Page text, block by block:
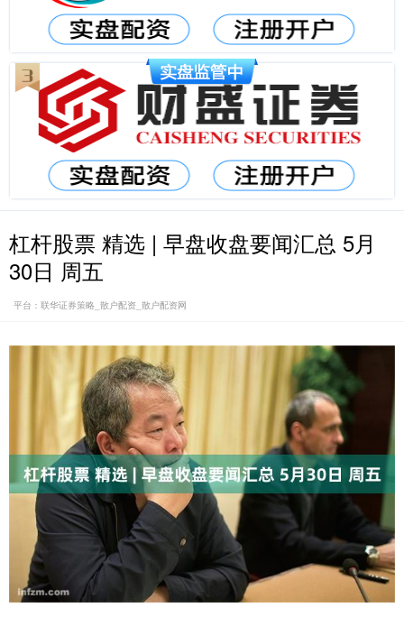
杠杆股票 精选 | 早盘收盘要闻汇总 5月
30日 周五
平台：联华证券策略_散户配资_散户配资网